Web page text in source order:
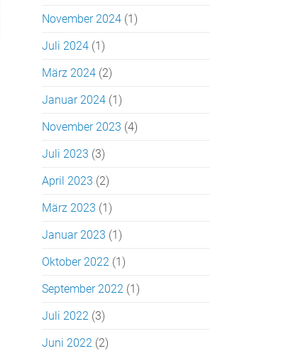
November 2024(1)
Juli 2024(1)
März 2024(2)
Januar 2024(1)
November 2023 (4)
Juli 2023 (3)
April 2023 (2)
März 2023 (1)
Januar 2023 (1)
Oktober 2022(1)
September 2022(1)
Juli 2022(3)
Juni 2022(2)